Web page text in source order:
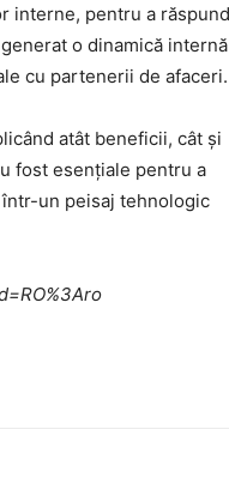
interne, pentru a
o dinamică internă
cu partenerii de afaceri.
atât beneficii, cât și
fost esențiale pentru a
un peisaj tehnologic